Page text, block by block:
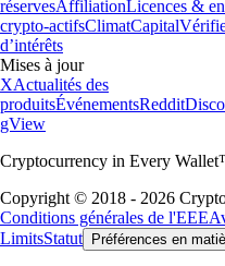
réservesAffiliationLicences &
crypto-actifsClimatCapital
d’intérêts
Mises à jour
XActualités des
produitsÉvénementsReddit
gView
Cryptocurrency in Every
Copyright © 2018 - 2026
Conditions générales de l'EEE
LimitsStatut Préférences en